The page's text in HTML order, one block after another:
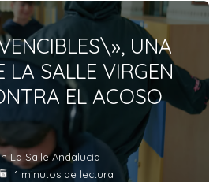
UNA
LA SALLE VIRGEN
EL ACOSO
La Salle Andalucía
1 minutos de lectura